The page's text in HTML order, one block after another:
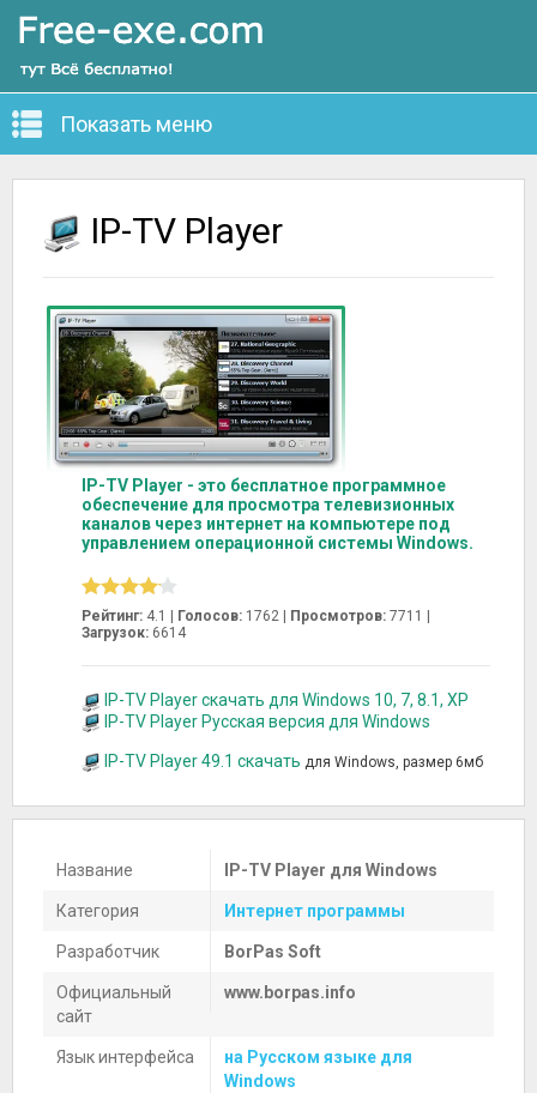
Показать меню
IP-TV Player
IP-TV Player - это бесплатное программное
обеспечение для просмотра телевизионных
каналов через интернет на компьютере под
управлением операционной системы Windows.
Рейтинг: 4.1 | Голосов: 1762 Просмотров: 7711 |
Загрузок: 6614
IP-TV Player скачать для Windows 10, 7, 8.1, XP
IP-TV Player Русская версия для Windows
IP-TV Player 49.1 скачать для Windows, размер 6мб
Название IP-TV Player для Windows
Категория Интернет программы
Разработчик BorPas Soft
Официальный
сайт
www.borpas.info
Язык интерфейса
на Русском языке для
Windows